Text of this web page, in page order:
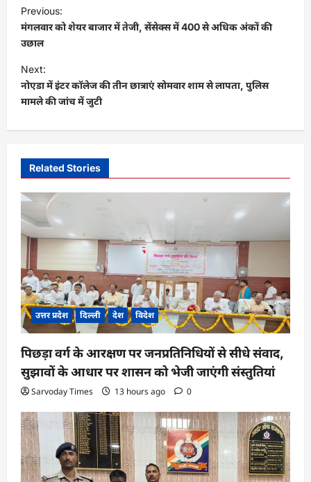
o
s
t
n
a
v
g
a
t
i
o
n
Previous:
मंगलवार को शेयर बाजार में तेजी, सेंसेक्स में 400 से अधिक अंकों की
उछाल
Next:
नोएडा में इंटर कॉलेज की तीन छात्राएं सोमवार शाम से लापता, पुलिस
मामले की जांच में जुटी
Related Stories
उत्तर प्रदेश दिल्ली देश विदेश
पिछड़ा वर्ग के आरक्षण पर जनप्रतिनिधियों से सीधे संवाद,
सुझावों के आधार पर शासन को भेजी जाएंगी संस्तुतियां
Sarvoday Times 13 hours ago 0